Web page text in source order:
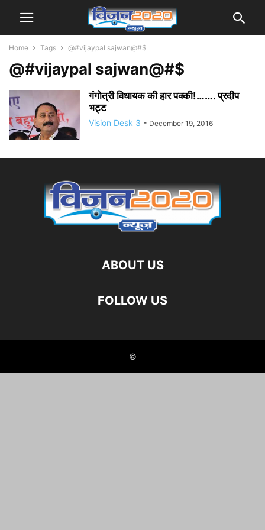
Home Tags @#vijaypal sajwan@#$
@#vijaypal sajwan@#$
गंगोत्री विधायक की हार पक्की!……. प्रदीप
भट्ट
Vision Desk 3 - December 19, 2016
ABOUT US
FOLLOW US
©